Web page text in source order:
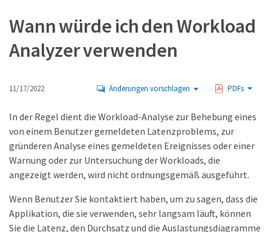
Wann würde ich den Workload
Analyzer verwenden
11/17/2022 Änderungen vorschlagen PDFs
In der Regel dient die Workload-Analyse zur Behebung eines
von einem Benutzer gemeldeten Latenzproblems, zur
gründeren Analyse eines gemeldeten Ereignisses oder einer
Warnung oder zur Untersuchung der Workloads, die
angezeigt werden, wird nicht ordnungsgemäß ausgeführt.
Wenn Benutzer Sie kontaktiert haben, um zu sagen, dass die
Applikation, die sie verwenden, sehr langsam läuft, können
Sie die Latenz, den Durchsatz und die Auslastungsdiagramme